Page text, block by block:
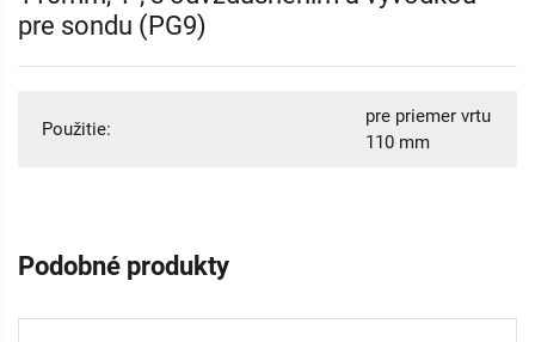
pre sondu (PG9)
Použitie:
pre priemer vrtu
110 mm
Podobné produkty